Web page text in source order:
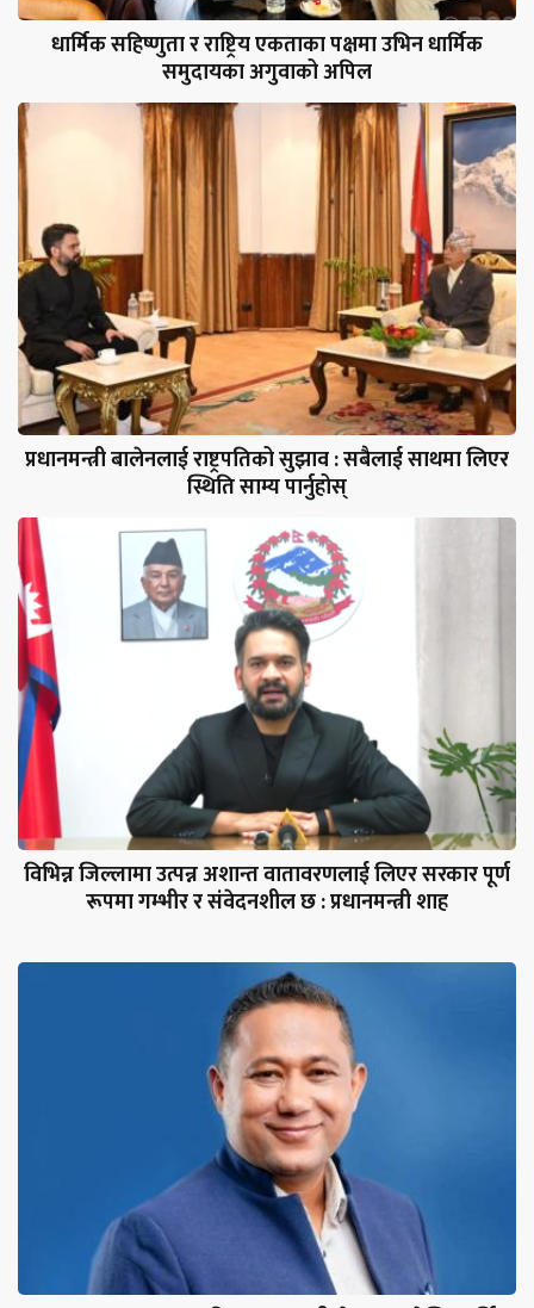
धार्मिक सहिष्णुता र राष्ट्रिय एकताका पक्षमा उभिन धार्मिक
समुदायका अगुवाको अपिल
प्रधानमन्त्री बालेनलाई राष्ट्रपतिको सुझाव : सबैलाई साथमा लिएर
स्थिति साम्य पार्नुहोस्
विभिन्न जिल्लामा उत्पन्न अशान्त वातावरणलाई लिएर सरकार पूर्ण
रूपमा गम्भीर र संवेदनशील छ : प्रधानमन्त्री शाह